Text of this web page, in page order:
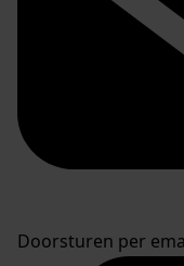
Doorsturen per